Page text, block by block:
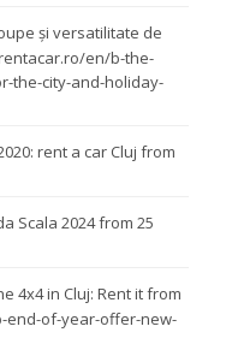
și versatilitate de
en/b-the-
the-city-and-holiday-
rent a car Cluj from
Scala 2024 from 25
4x4 in Cluj: Rent it from
end-of-year-offer-new-